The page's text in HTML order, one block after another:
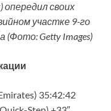
опередил своих
участке 9-го
(Фото: Getty Images)
35:42:42